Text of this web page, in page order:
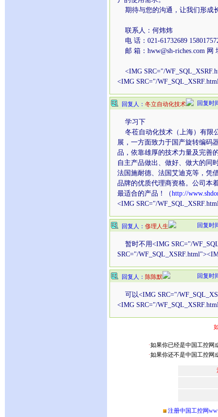
期待与您的沟通，让我们形成
联系人：何炜炜
电 话：021-61732689
邮 箱：hww@sh-riches.com 网
<IMG SRC="/
<IMG SRC="/
回复人： 冬立自动化技术 回复时
学习下
冬莅自动化技术（上海）有限
展，一方面致力于国产旋转编码
品，依靠雄厚的技术力量及完善
自主产品做出、做好、做大的同
法国施耐德、法国艾迪克等，凭
品牌的优质代理商资格。公司本
最适合的产品！（http://
<IMG SRC="/
回复人： 俢理人生 回复时
暂时不用<IMG SRC="/
SRC="/
回复人： 陈陈默 回复时
可以<IMG SRC="/
<IMG SRC="/
·如果你已经是中国工控网
·如果你还不是中国工控网
注册中国工控网